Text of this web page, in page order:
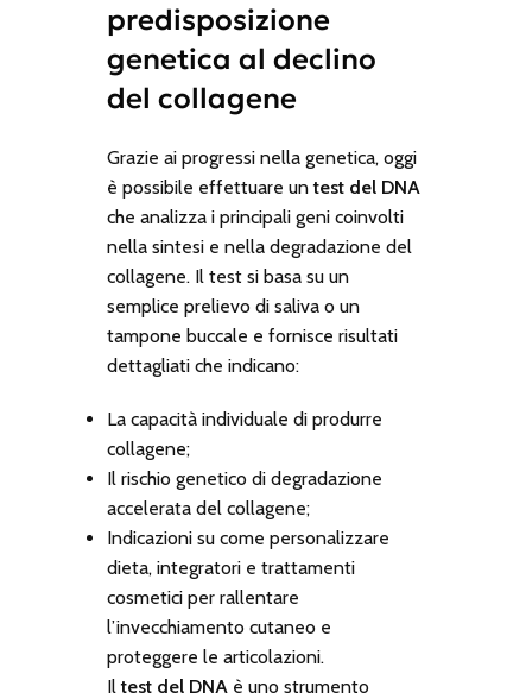
predisposizione
genetica al declino
del collagene
Grazie ai progressi nella genetica, oggi
è possibile effettuare untest del DNA
che analizza i principali geni coinvolti
nella sintesi e nella degradazione del
collagene. Il test si basa su un
semplice prelievo di saliva o un
tampone buccale e fornisce risultati
dettagliati che indicano:
La capacità individuale di produrre
collagene;
Il rischio genetico di degradazione
accelerata del collagene;
Indicazioni su come personalizzare
dieta, integratori e trattamenti
cosmetici per rallentare
l’invecchiamento cutaneo e
proteggere le articolazioni.
Iltest del DNAè uno strumento